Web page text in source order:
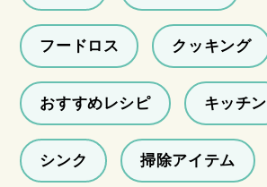
フードロス クッキング
おすすめレシピ キッチン
シンク 掃除アイテム